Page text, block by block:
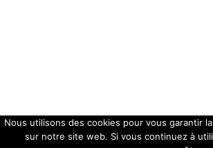
Copyright 2026 - Office
Nous utilisons des cookies pour vous garantir
sur notre site web. Si vous continuez à